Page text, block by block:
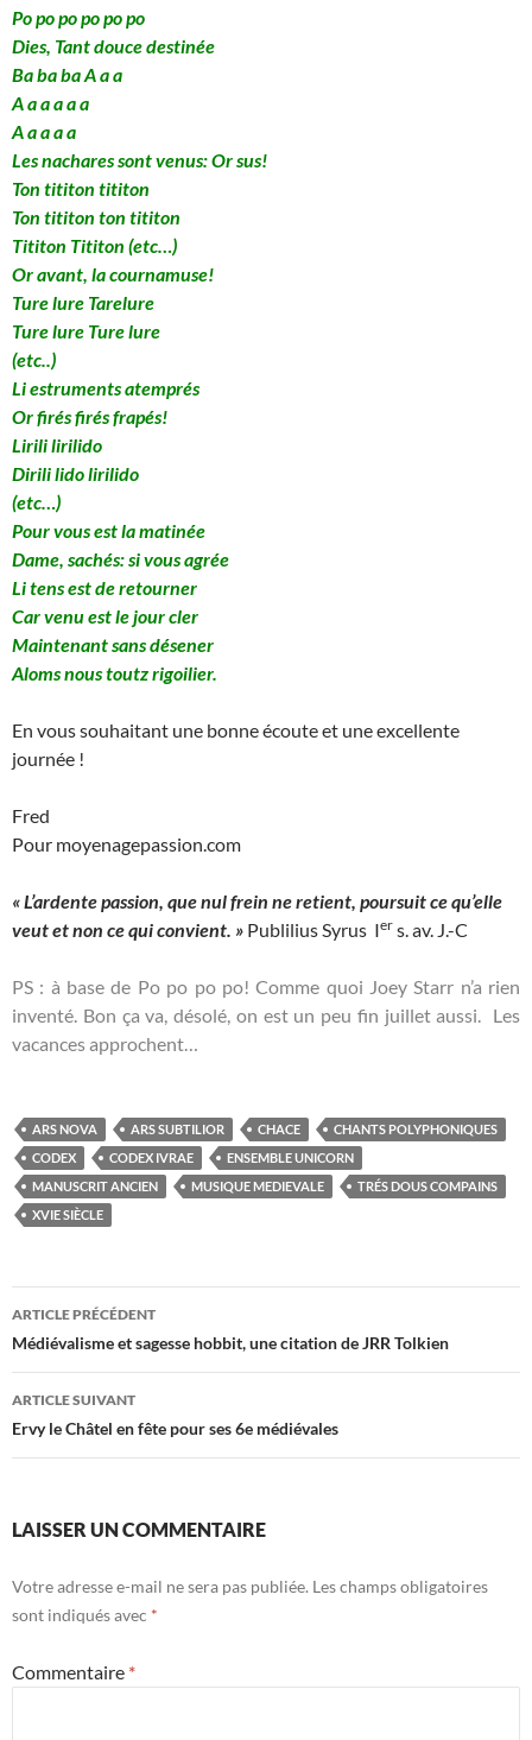
Po po po po po po
Dies, Tant douce destinée
Ba ba ba A a a
A a a a a a
A a a a a
Les nachares sont venus: Or sus!
Ton tititon tititon
Ton tititon ton tititon
Tititon Tititon (etc…)
Or avant, la cournamuse!
Ture lure Tarelure
Ture lure Ture lure
(etc..)
Li estruments atemprés
Or firés firés frapés!
Lirili lirilido
Dirili lido lirilido
(etc…)
Pour vous est la matinée
Dame, sachés: si vous agrée
Li tens est de retourner
Car venu est le jour cler
Maintenant sans désener
Aloms nous toutz rigoilier.
En vous souhaitant une bonne écoute et une excellente
journée !
Fred
Pour moyenagepassion.com
« L’ardente passion, que nul frein ne retient, poursuit ce qu’elle
veut et non ce qui convient. » Publilius Syrus Ier s. av. J.-C
PS : à base de Po po po po! Comme quoi Joey Starr n’a rien
inventé. Bon ça va, désolé, on est un peu fin juillet aussi. Les
vacances approchent…
ARS NOVA ARS SUBTILIOR CHACE
CHANTS POLYPHONIQUES
CODEX
CODEX IVRAE
ENSEMBLE UNICORN
MANUSCRIT ANCIEN
MUSIQUE MEDIEVALE
TRÉS DOUS COMPAINS
XVIE SIÈCLE
Navigation
des
articles
ARTICLE PRÉCÉDENT
Médiévalisme et sagesse hobbit, une citation de JRR Tolkien
ARTICLE SUIVANT
Ervy le Châtel en fête pour ses 6e médiévales
LAISSER UN COMMENTAIRE
Votre adresse e-mail ne sera pas publiée. Les champs obligatoires
sont indiqués avec *
Commentaire *